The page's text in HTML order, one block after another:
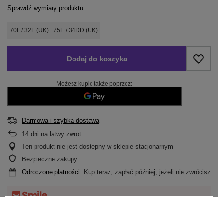
70F / 32E (UK) 75E / 34DD (UK)
Sprawdź wymiary produktu
Dodaj do koszyka
Możesz kupić także poprzez:
Darmowa i szybka dostawa
14 dni na łatwy zwrot
Ten produkt nie jest dostępny w sklepie stacjonarnym
Bezpieczne zakupy
Odroczone płatności. Kup teraz, zapłać później, jeżeli nie zwrócisz